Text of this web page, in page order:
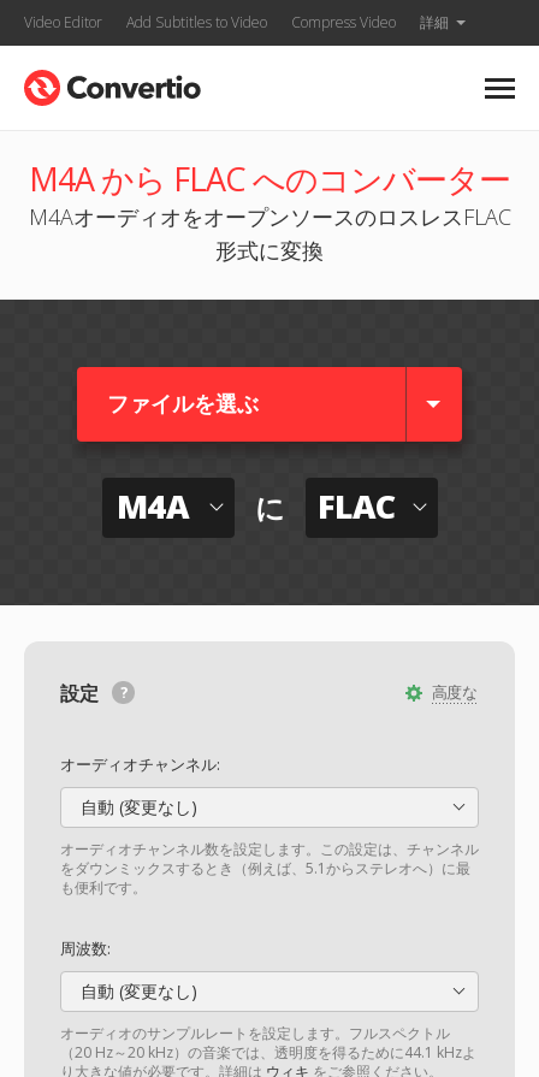
Video Editor Add Subtitles to Video Compress Video 詳細
M4A から FLAC へのコンバーター
M4AオーディオをオープンソースのロスレスFLAC
形式に変換
ファイルを選ぶ
M4A に FLAC
高度な
設定
オーディオチャンネル:
自動 (変更なし)
オーディオチャンネル数を設定します。この設定は、チャンネル
をダウンミックスするとき（例えば、5.1からステレオへ）に最
も便利です。
周波数:
自動 (変更なし)
オーディオのサンプルレートを設定します。フルスペクトル
（20 Hz～20 kHz）の音楽では、透明度を得るために44.1 kHzよ
り大きな値が必要です。詳細は ウィキ をご参照ください。